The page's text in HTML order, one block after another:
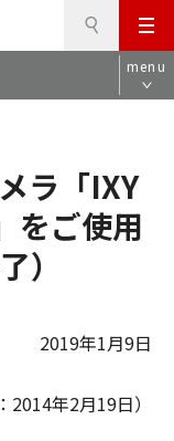
メ
ニ
ュ
menu
ラ「IXY
をご使用
）
2019年1月9日
2014年2月19日）